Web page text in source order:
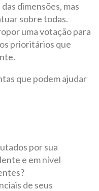
dimensões, mas
sobre todas.
uma votação para
prioritários que
que podem ajudar
por sua
e em nível
de seus